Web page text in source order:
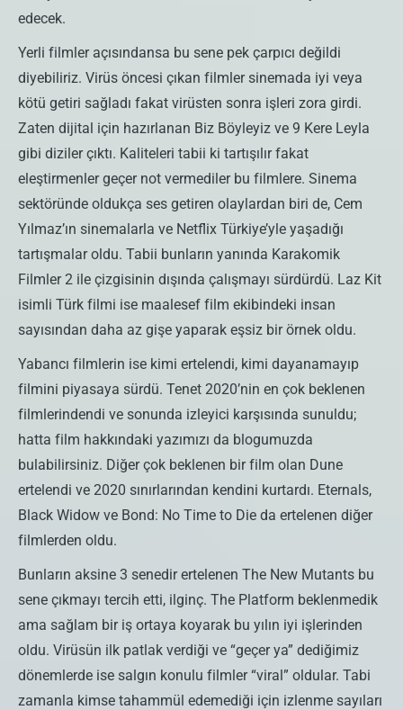
edecek.
Yerli filmler açısındansa bu sene pek çarpıcı değildi
diyebiliriz. Virüs öncesi çıkan filmler sinemada iyi veya
kötü getiri sağladı fakat virüsten sonra işleri zora girdi.
Zaten dijital için hazırlanan Biz Böyleyiz ve 9 Kere Leyla
gibi diziler çıktı. Kaliteleri tabii ki tartışılır fakat
eleştirmenler geçer not vermediler bu filmlere. Sinema
sektöründe oldukça ses getiren olaylardan biri de, Cem
Yılmaz’ın sinemalarla ve Netflix Türkiye’yle yaşadığı
tartışmalar oldu. Tabii bunların yanında Karakomik
Filmler 2 ile çizgisinin dışında çalışmayı sürdürdü. Laz Kit
isimli Türk filmi ise maalesef film ekibindeki insan
sayısından daha az gişe yaparak eşsiz bir örnek oldu.
Yabancı filmlerin ise kimi ertelendi, kimi dayanamayıp
filmini piyasaya sürdü. Tenet 2020’nin en çok beklenen
filmlerindendi ve sonunda izleyici karşısında sunuldu;
hatta film hakkındaki yazımızı da blogumuzda
bulabilirsiniz. Diğer çok beklenen bir film olan Dune
ertelendi ve 2020 sınırlarından kendini kurtardı. Eternals,
Black Widow ve Bond: No Time to Die da ertelenen diğer
filmlerden oldu.
Bunların aksine 3 senedir ertelenen The New Mutants bu
sene çıkmayı tercih etti, ilginç. The Platform beklenmedik
ama sağlam bir iş ortaya koyarak bu yılın iyi işlerinden
oldu. Virüsün ilk patlak verdiği ve “geçer ya” dediğimiz
dönemlerde ise salgın konulu filmler “viral” oldular. Tabi
zamanla kimse tahammül edemediği için izlenme sayıları